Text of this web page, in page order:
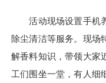
活动现场设置手机养
除尘清洁等服务。现场
解香料知识，带领大家
工们围坐一堂，有人细